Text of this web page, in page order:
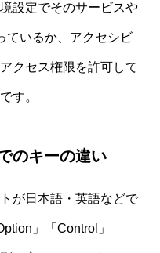
設定でそのサービスや
ているか、アクセシビ
クセス権限を許可して
す。
のキーの違い
が日本語・英語などで
」「Control」